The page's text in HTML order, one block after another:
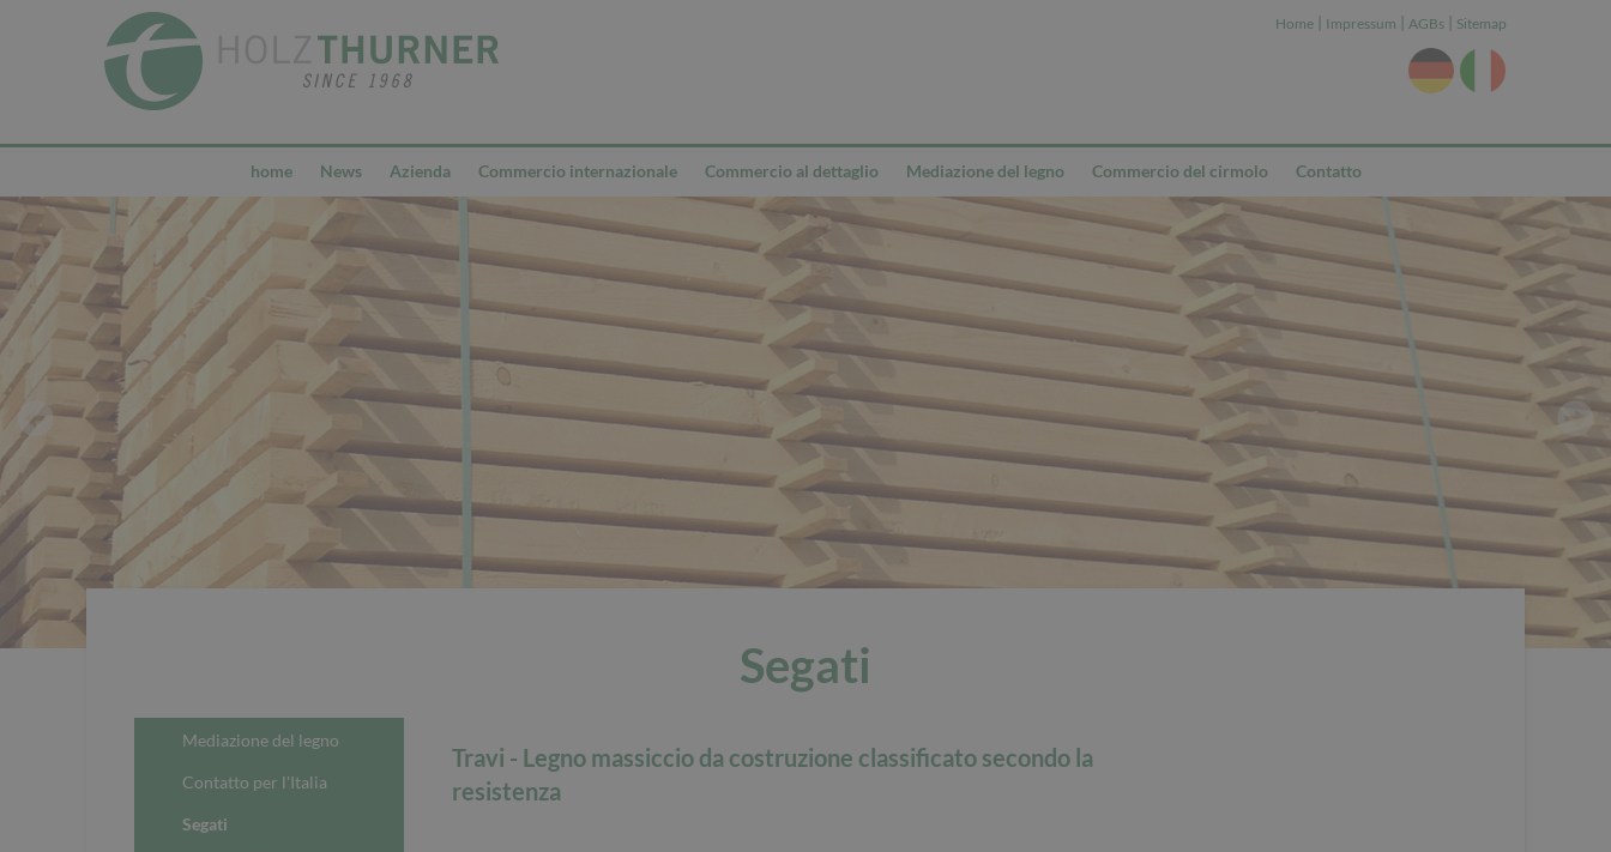
Home | Impressum | AGBs | Sitemap
home News Azienda Commercio internazionale Commercio al dettaglio Mediazione del legno Commercio del cirmolo Contatto
Segati
Mediazione del legno
Contatto per l'Italia
Segati
Travi - Legno massiccio da costruzione classificato secondo la
resistenza